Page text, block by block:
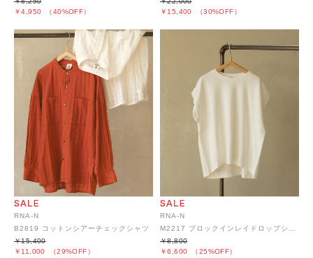
￥4,950 （40%OFF）
￥15,400
（30%OFF）
RNA-N
B2819 コットンシアーチェックシャツ
￥11,000 （29%OFF）
￥15,400
RNA-N
￥6,600 （25%OFF）
￥8,800